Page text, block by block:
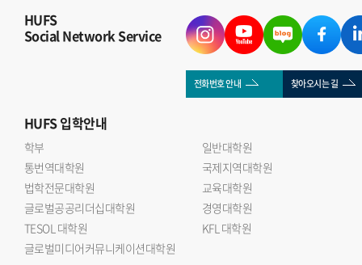
HUFS
Social Network Service
전화번호 안내 찾아오시는 길
HUFS입학안내
학부
일반대학원
통번역대학원
국제지역대학원
법학전문대학원
교육대학원
글로벌공공리더십대학원
경영대학원
TESOL 대학원
KFL 대학원
글로벌미디어커뮤니케이션대학원